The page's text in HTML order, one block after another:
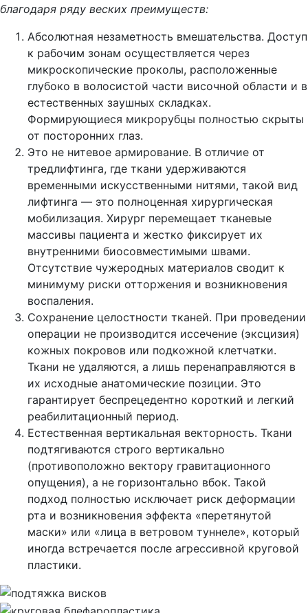
благодаря ряду веских преимуществ:
Абсолютная незаметность вмешательства. Доступ
к рабочим зонам осуществляется через
микроскопические проколы, расположенные
глубоко в волосистой части височной области и в
естественных заушных складках.
Формирующиеся микрорубцы полностью скрыты
от посторонних глаз.
Это не нитевое армирование. В отличие от
тредлифтинга, где ткани удерживаются
временными искусственными нитями, такой вид
лифтинга — это полноценная хирургическая
мобилизация. Хирург перемещает тканевые
массивы пациента и жестко фиксирует их
внутренними биосовместимыми швами.
Отсутствие чужеродных материалов сводит к
минимуму риски отторжения и возникновения
воспаления.
Сохранение целостности тканей. При проведении
операции не производится иссечение (эксцизия)
кожных покровов или подкожной клетчатки.
Ткани не удаляются, а лишь перенаправляются в
их исходные анатомические позиции. Это
гарантирует беспрецедентно короткий и легкий
реабилитационный период.
Естественная вертикальная векторность. Ткани
подтягиваются строго вертикально
(противоположно вектору гравитационного
опущения), а не горизонтально вбок. Такой
подход полностью исключает риск деформации
рта и возникновения эффекта «перетянутой
маски» или «лица в ветровом туннеле», который
иногда встречается после агрессивной круговой
пластики.